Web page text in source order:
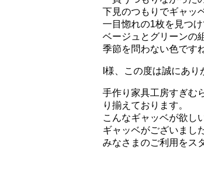
下見のつもりでギャッ
一目惚れの1枚を見つ
ベージュとグリーンの
季節を問わない色です
I様、この度は誠にあ
手作り家具工房すぎむ
り揃えております。
こんなギャッベが欲し
ギャッベがございまし
みなさまのご利用をス